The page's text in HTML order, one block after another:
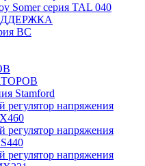
Somer серия TAL 040
BC
Stamford
регулятор напряжения
регулятор напряжения
регулятор напряжения